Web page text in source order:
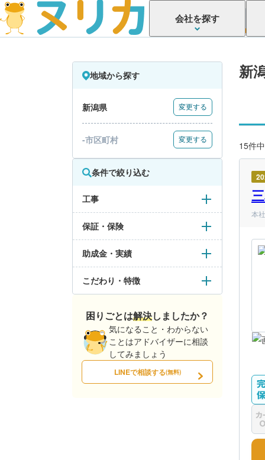
会社を探す
地域から探す
新潟県 変更する
-市区町村 変更する
条件で絞り込む
工事
保証・保険
助成金・実績
こだわり・特徴
困りごとは解決しましたか？
気になること・わからない
ことはアドバイザーに相談
してみましょう
LINEで相談する(無料)
新
15件
本